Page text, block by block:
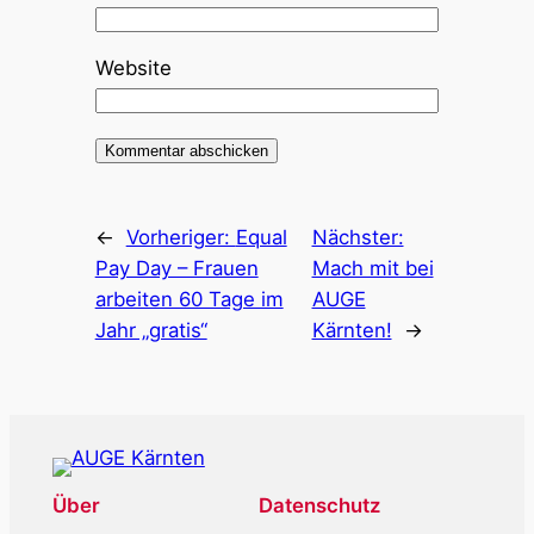
Website
← Vorheriger: Equal
Pay Day – Frauen
arbeiten 60 Tage im
Jahr „gratis“
Nächster:
Mach mit bei
AUGE
Kärnten!
→
Über Datenschutz